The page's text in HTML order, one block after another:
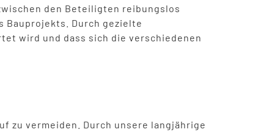
den Beteiligten reibungslos
Bauprojekts. Durch gezielte
wird und dass sich die verschiedenen
zu vermeiden. Durch unsere langjährige